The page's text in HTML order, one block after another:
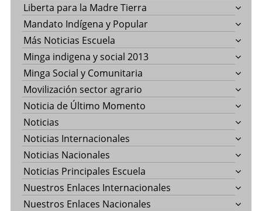
Liberta para la Madre Tierra
Mandato Indígena y Popular
Más Noticias Escuela
Minga indigena y social 2013
Minga Social y Comunitaria
Movilización sector agrario
Noticia de Último Momento
Noticias
Noticias Internacionales
Noticias Nacionales
Noticias Principales Escuela
Nuestros Enlaces Internacionales
Nuestros Enlaces Nacionales